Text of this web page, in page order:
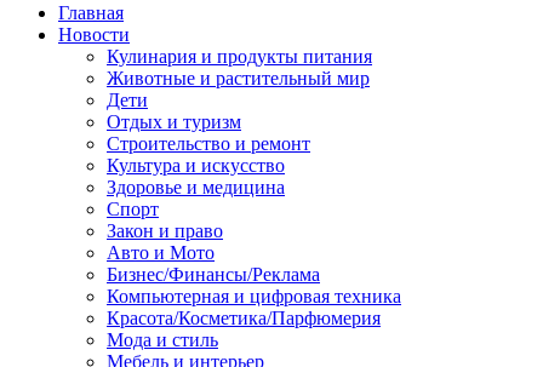
Главная
Новости
Кулинария и продукты питания
Животные и растительный мир
Дети
Отдых и туризм
Строительство и ремонт
Культура и искусство
Здоровье и медицина
Спорт
Закон и право
Авто и Мото
Бизнес/Финансы/Реклама
Компьютерная и цифровая техника
Красота/Косметика/Парфюмерия
Мода и стиль
Мебель и интерьер